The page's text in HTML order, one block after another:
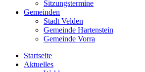
Sitzungstermine
Gemeinden
Stadt Velden
Gemeinde Hartenstein
Gemeinde Vorra
Startseite
Aktuelles